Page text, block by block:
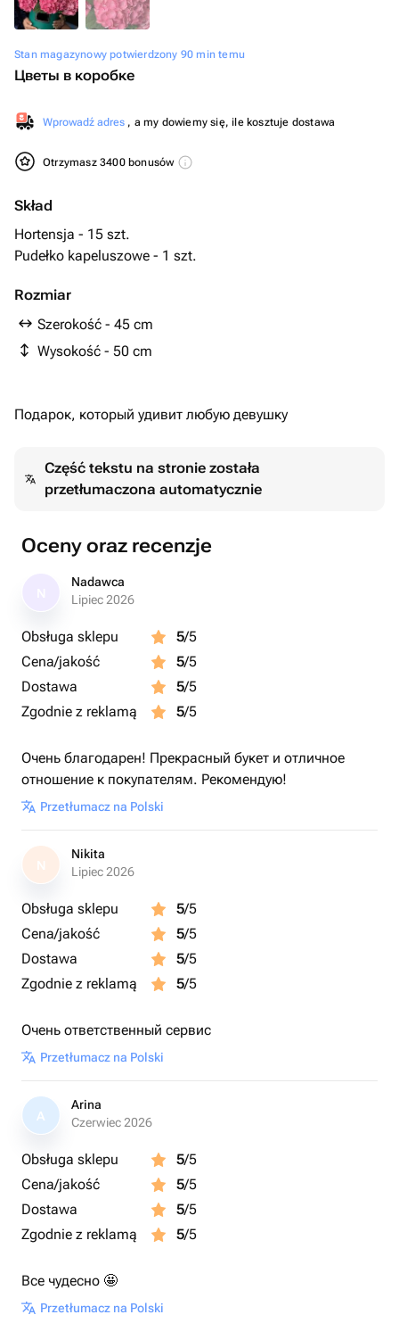
Stan magazynowy potwierdzony 90 min temu
Цветы в коробке
Wprowadź adres , a my dowiemy się, ile kosztuje dostawa
Otrzymasz 3400 bonusów
Skład
Hortensja - 15 szt.
Pudełko kapeluszowe - 1 szt.
Rozmiar
Szerokość - 45 cm
Wysokość - 50 cm
Подарок, который удивит любую девушку
Część tekstu na stronie została
przetłumaczona automatycznie
Oceny oraz recenzje
Nadawca
Lipiec 2026
Obsługa sklepu 5/5
Cena/jakość
5/5
Dostawa
5/5
Zgodnie z reklamą
5/5
Очень благодарен! Прекрасный букет и отличное
отношение к покупателям. Рекомендую!
Przetłumacz na Polski
N
Nikita
Lipiec 2026
Obsługa sklepu 5/5
Cena/jakość
5/5
Dostawa
5/5
Zgodnie z reklamą
5/5
Очень ответственный сервис
Przetłumacz na Polski
A
Arina
Czerwiec 2026
Obsługa sklepu 5/5
Cena/jakość
5/5
Dostawa
5/5
Zgodnie z reklamą
5/5
Все чудесно 🤩
Przetłumacz na Polski